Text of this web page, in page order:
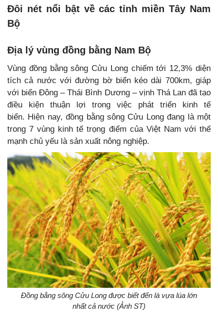
Đôi nét nổi bật về các tỉnh miền Tây Nam
Bộ
Địa lý vùng đồng bằng Nam Bộ
Vùng đồng bằng sông Cửu Long chiếm tới 12,3% diện
tích cả nước với đường bờ biển kéo dài 700km, giáp
với biển Đông – Thái Bình Dương – vịnh Thá Lan đã tạo
điều kiện thuận lợi trong việc phát triển kinh tế
biển. Hiện nay, đồng bằng sông Cửu Long đang là một
trong 7 vùng kinh tế trọng điểm của Việt Nam với thế
mạnh chủ yếu là sản xuất nông nghiệp.
Đồng bằng sông Cửu Long được biết đến là vựa lúa lớn
nhất cả nước (Ảnh ST)